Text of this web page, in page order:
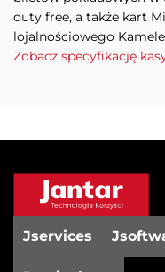
duty free, a także kart
lojalnościowego
Zobacz specyfikację
Jservices